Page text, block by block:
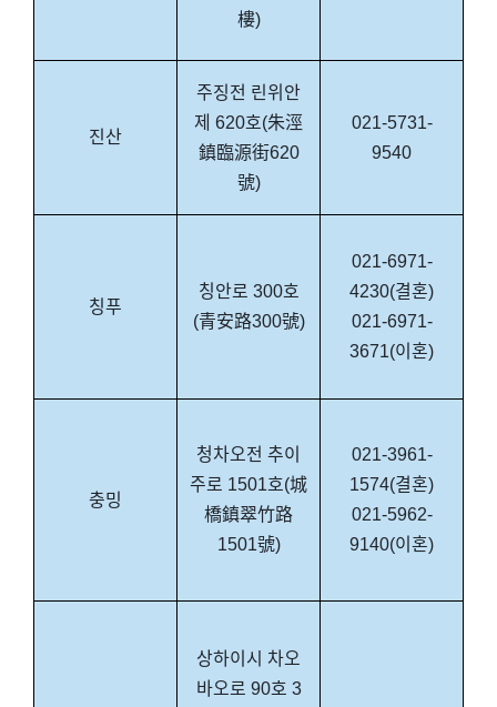
樓)
진산
주징전 린위안
제 620호(朱涇
鎮臨源街620
號)
021-5731-
9540
칭푸
칭안로 300호
(青安路300號)
021-6971-
4230(결혼)
021-6971-
3671(이혼)
충밍
청차오전 추이
주로 1501호(城
橋鎮翠竹路
1501號)
021-3961-
1574(결혼)
021-5962-
9140(이혼)
상하이시 차오
바오로 90호 3